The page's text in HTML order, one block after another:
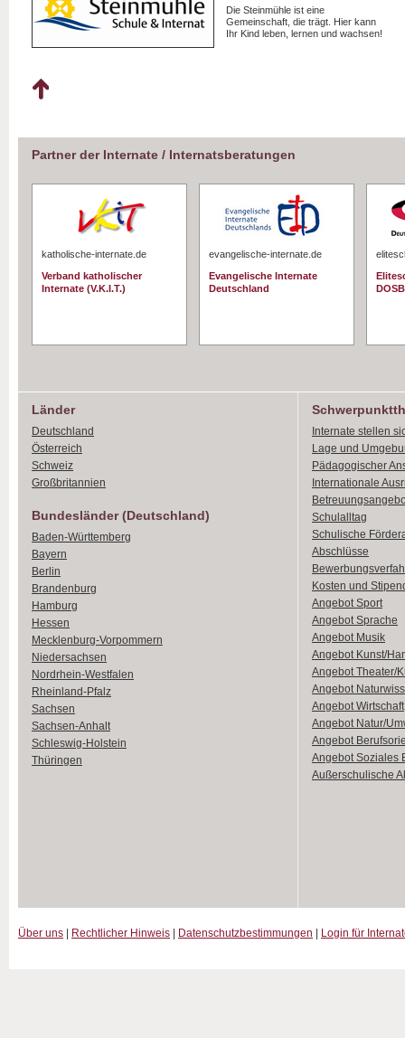
Die Steinmühle ist eine
Gemeinschaft, die trägt. Hier kann
Ihr Kind leben, lernen und wachsen!
Partner der Internate / Internatsberatungen
katholische-internate.de
Verband katholischer
Internate (V.K.I.T.)
evangelische-internate.de
Evangelische Internate
Deutschland
DOSB
Länder
Deutschland
Österreich
Schweiz
Großbritannien
Bundesländer (Deutschland)
Baden-Württemberg
Bayern
Berlin
Brandenburg
Hamburg
Hessen
Mecklenburg-Vorpommern
Niedersachsen
Nordrhein-Westfalen
Rheinland-Pfalz
Sachsen
Sachsen-Anhalt
Schleswig-Holstein
Thüringen
Internate stellen
Lage und
Pädagogischer
Internationale
Schulalltag
Schulische
Abschlüsse
Kosten und
Angebot Sport
Angebot Sprache
Angebot Musik
Angebot Kunst/
Angebot Theater/
Angebot
Angebot Wirtschaft
Angebot Natur/
Angebot
Angebot Soziales
Außerschulische
Über uns Rechtlicher Hinweis Datenschutzbestimmungen Login für